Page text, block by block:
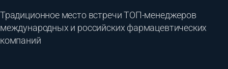
Традиционное место встречи ТОП-менеджеров
международных и российских фармацевтических
компаний